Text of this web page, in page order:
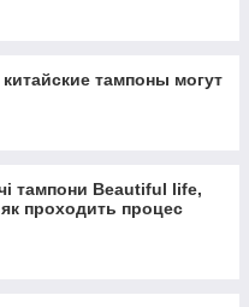
тампоны могут
тампони Beautiful life,
як проходить процес